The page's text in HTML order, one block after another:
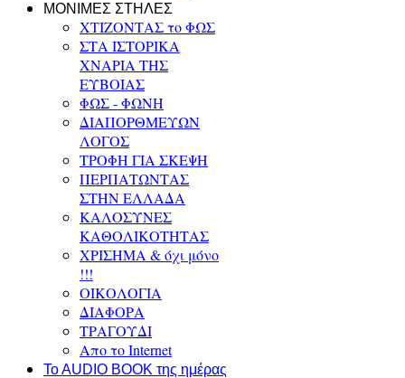
ΜΟΝΙΜΕΣ ΣΤΗΛΕΣ
ΧΤΙΖΟΝΤΑΣ το ΦΩΣ
ΣΤΑ ΙΣΤΟΡΙΚΑ
ΧΝΑΡΙΑ ΤΗΣ
ΕΥΒΟΙΑΣ
ΦΩΣ - ΦΩΝΗ
ΔΙΑΠΟΡΘΜΕΥΩΝ
ΛΟΓΟΣ
ΤΡΟΦΗ ΓΙΑ ΣΚΕΨΗ
ΠΕΡΠΑΤΩΝΤΑΣ
ΣΤΗΝ ΕΛΛΑΔΑ
ΚΑΛΟΣΥΝΕΣ
ΚΑΘΟΛΙΚΟΤΗΤΑΣ
ΧΡΙΣΗΜΑ & όχι μόνο
!!!
ΟΙΚΟΛΟΓΙΑ
ΔΙΑΦΟΡΑ
ΤΡΑΓΟΥΔΙ
Απο το Internet
To AUDIO BOOK της ημέρας